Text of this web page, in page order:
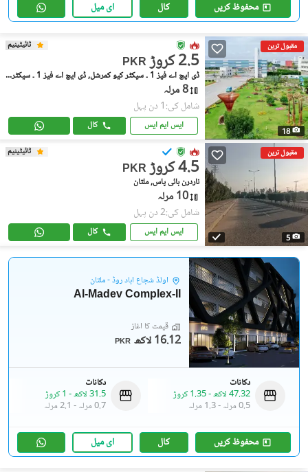
محفوظ کریں کال ای میل
مقبول ترین
18
ٹائیٹینیم
PKR 2.5 کروڑ
ڈی ایچ اے فیز 1 ۔ سیکٹر کیو کمرشل, ڈی ایچ اے فیز 1 ۔ سیکٹر کیو
8 مرلہ
شامل کی:1 دن پہل
ایس ایم ایس کال
مقبول ترین
5
ٹائیٹینیم
PKR 4.5 کروڑ
ناردرن بائی پاس, ملتان
10 مرلہ
شامل کی:2 دن پہل
ایس ایم ایس کال
اولڈ شجاع آباد روڈ - ملتان
Al-Madev Complex-II
قیمت کا آغاز
PKR 16.12 لاکھ
دکانات
47.32 لاکھ
-1.35 کروڑ
0.5 مرلہ
-1.3 مرلہ
دکانات
31.5 لاکھ
- 1 کروڑ
0.7 مرلہ
- 2.1 مرلہ
محفوظ کریں کال ای میل